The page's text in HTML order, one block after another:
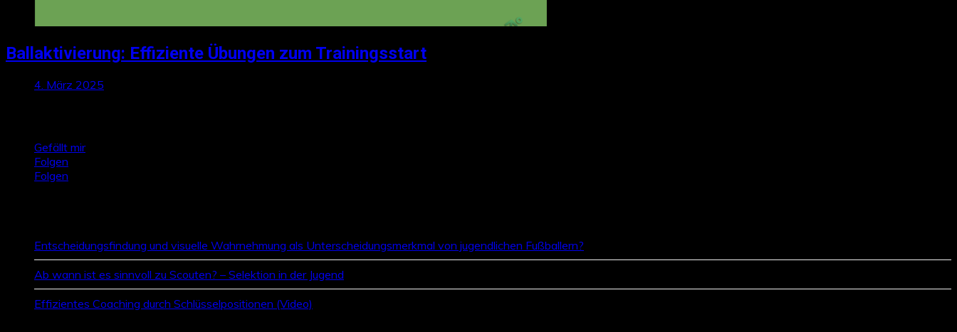
Ballaktivierung: Effiziente Übungen zum Trainingsstart
4. März 2025
Gefällt mir
Folgen
Folgen
Entscheidungsfindung und visuelle Wahrnehmung als Unterscheidungsmerkmal von jugendlichen Fußballern?
Ab wann ist es sinnvoll zu Scouten? – Selektion in der Jugend
Effizientes Coaching durch Schlüsselpositionen (Video)